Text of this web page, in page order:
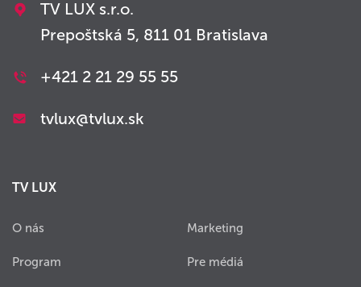
TV LUX s.r.o.
Prepoštská 5, 811 01 Bratislava
+421 2 21 29 55 55
tvlux@tvlux.sk
TV LUX
O nás
Program
Marketing
Pre médiá